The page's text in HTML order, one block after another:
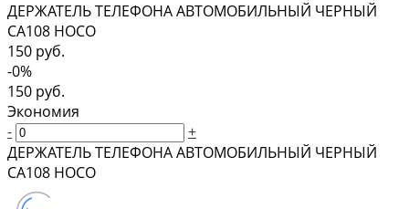
ДЕРЖАТЕЛЬ ТЕЛЕФОНА АВТОМОБИЛЬНЫЙ ЧЕРНЫЙ
CA108 HOCO
150 руб.
-0%
150 руб.
Экономия
-
+
ДЕРЖАТЕЛЬ ТЕЛЕФОНА АВТОМОБИЛЬНЫЙ ЧЕРНЫЙ
CA108 HOCO